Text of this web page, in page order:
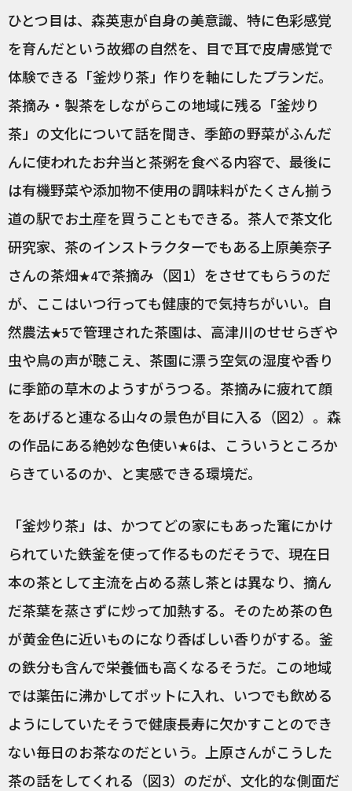
ひとつ目は、森英恵が自身の美意識、特に色彩感覚
を育んだという故郷の自然を、目で耳で皮膚感覚で
体験できる「釜炒り茶」作りを軸にしたプランだ。
茶摘み・製茶をしながらこの地域に残る「釜炒り
茶」の文化について話を聞き、季節の野菜がふんだ
んに使われたお弁当と茶粥を食べる内容で、最後に
は有機野菜や添加物不使用の調味料がたくさん揃う
道の駅でお土産を買うこともできる。茶人で茶文化
研究家、茶のインストラクターでもある上原美奈子
さんの茶畑★4で茶摘み（図1）をさせてもらうのだ
が、ここはいつ行っても健康的で気持ちがいい。自
然農法★5で管理された茶園は、高津川のせせらぎや
虫や鳥の声が聴こえ、茶園に漂う空気の湿度や香り
に季節の草木のようすがうつる。茶摘みに疲れて顔
をあげると連なる山々の景色が目に入る（図2）。森
の作品にある絶妙な色使い★6は、こういうところか
らきているのか、と実感できる環境だ。
「釜炒り茶」は、かつてどの家にもあった竃にかけ
られていた鉄釜を使って作るものだそうで、現在日
本の茶として主流を占める蒸し茶とは異なり、摘ん
だ茶葉を蒸さずに炒って加熱する。そのため茶の色
が黄金色に近いものになり香ばしい香りがする。釜
の鉄分も含んで栄養価も高くなるそうだ。この地域
では薬缶に沸かしてポットに入れ、いつでも飲める
ようにしていたそうで健康長寿に欠かすことのでき
ない毎日のお茶なのだという。上原さんがこうした
茶の話をしてくれる（図3）のだが、文化的な側面だ